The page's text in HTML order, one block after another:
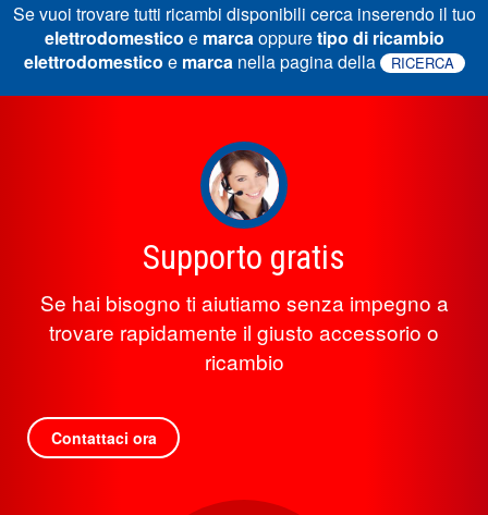
Se vuoi trovare tutti ricambi disponibili cerca inserendo il tuo
elettrodomestico e marcaoppuretipo di ricambio
elettrodomestico e marcanella pagina della RICERCA
Supporto gratis
Se hai bisogno ti aiutiamo senza impegno a
trovare rapidamente il giusto accessorio o
ricambio
Contattaci ora